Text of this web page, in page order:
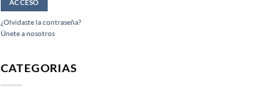
¿Olvidaste la contraseña?
Únete a nosotros
CATEGORIAS